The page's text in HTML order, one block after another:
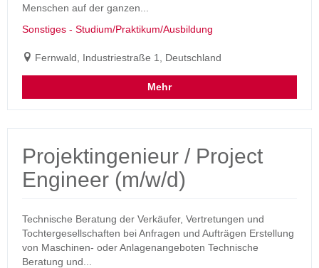
Menschen auf der ganzen...
Sonstiges - Studium/Praktikum/Ausbildung
Fernwald, Industriestraße 1, Deutschland
Mehr
Projektingenieur / Project
Engineer (m/w/d)
Technische Beratung der Verkäufer, Vertretungen und
Tochtergesellschaften bei Anfragen und Aufträgen Erstellung
von Maschinen- oder Anlagenangeboten Technische
Beratung und...